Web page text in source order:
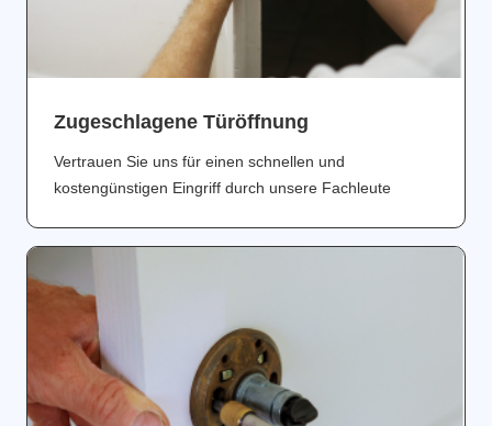
Zugeschlagene Türöffnung
Vertrauen Sie uns für einen schnellen und
kostengünstigen Eingriff durch unsere Fachleute